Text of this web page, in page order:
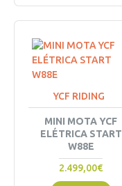
YCF RIDING
MINI MOTA YCF
ELÉTRICA START
W88E
2.499,00€